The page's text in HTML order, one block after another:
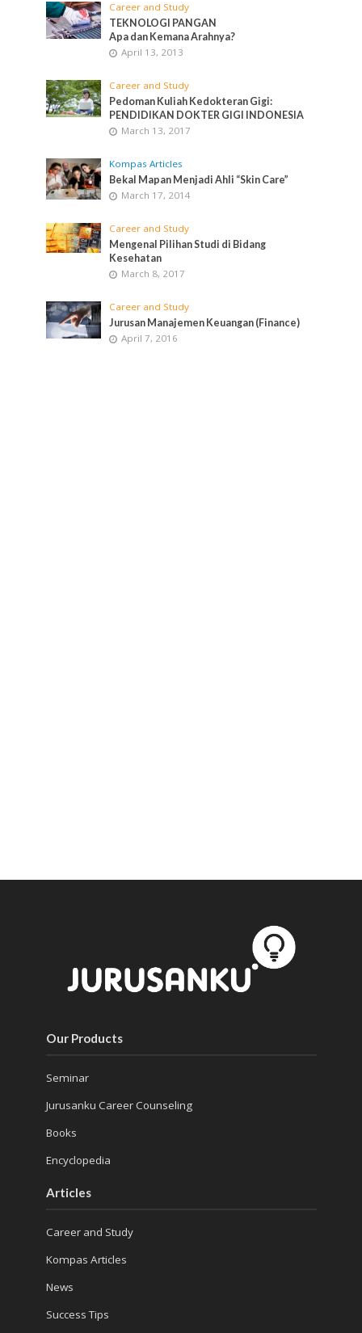
Career and Study
TEKNOLOGI PANGAN
Apa dan Kemana Arahnya?
April 13, 2013
Career and Study
Pedoman Kuliah Kedokteran Gigi:
PENDIDIKAN DOKTER GIGI INDONESIA
March 13, 2017
Kompas Articles
Bekal Mapan Menjadi Ahli “Skin Care”
March 17, 2014
Career and Study
Mengenal Pilihan Studi di Bidang
Kesehatan
March 8, 2017
Career and Study
Jurusan Manajemen Keuangan (Finance)
April 7, 2016
Our Products
Seminar
Jurusanku Career Counseling
Books
Encyclopedia
Articles
Career and Study
Kompas Articles
News
Success Tips